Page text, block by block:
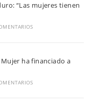
“Las mujeres tienen
ha financiado a